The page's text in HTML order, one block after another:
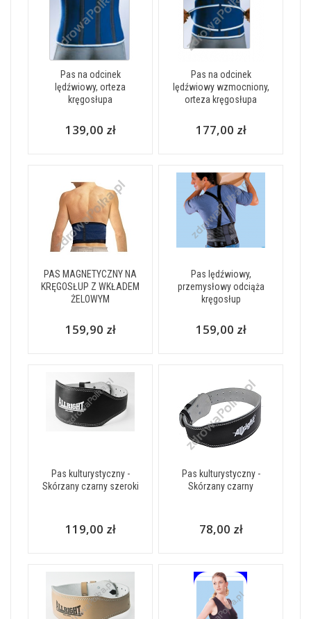
Pas na odcinek
lędźwiowy, orteza
kręgosłupa
139,00 zł
Pas na odcinek
lędźwiowy wzmocniony,
orteza kręgosłupa
177,00 zł
PAS MAGNETYCZNY NA
KRĘGOSŁUP Z WKŁADEM
ŻELOWYM
159,90 zł
Pas lędźwiowy,
przemysłowy odciąża
kręgosłup
159,00 zł
Pas kulturystyczny -
Skórzany czarny szeroki
119,00 zł
Pas kulturystyczny -
Skórzany czarny
78,00 zł